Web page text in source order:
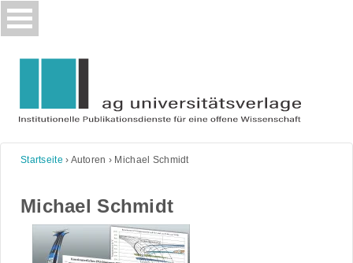
Skip
to
Startseite › Autoren › Michael Schmidt
Michael Schmidt